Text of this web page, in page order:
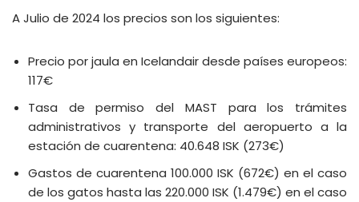
A Julio de 2024 los precios son los siguientes:
Precio por jaula en Icelandair desde países europeos:
117€
Tasa de permiso del MAST para los trámites
administrativos y transporte del aeropuerto a la
estación de cuarentena: 40.648 ISK (273€)
Gastos de cuarentena 100.000 ISK (672€) en el caso
de los gatos hasta las 220.000 ISK (1.479€) en el caso